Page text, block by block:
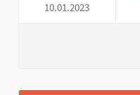
10.01.2023